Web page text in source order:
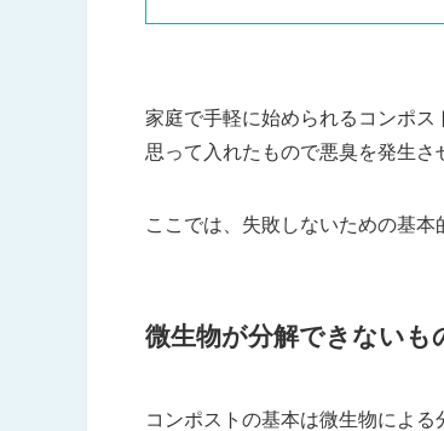
家庭で手軽に始められるコンポ
思って入れたもので悪臭を発生さ
ここでは、失敗しないための基本
微生物が分解できないも
コンポストの基本は微生物によ